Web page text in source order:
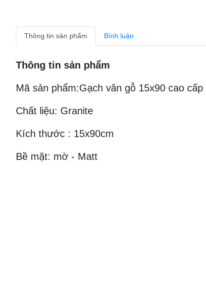
Thông tin sản phẩm Bình luận
Thông tin sản phẩm
Mã sản phẩm:Gạch vân gỗ 15x90 cao
Chất liệu: Granite
Kích thước : 15x90cm
Bề mặt: mờ - Matt